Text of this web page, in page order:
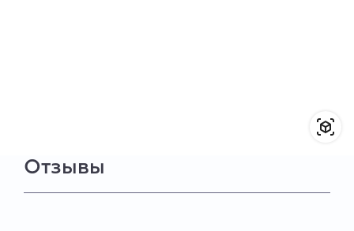
Отзывы